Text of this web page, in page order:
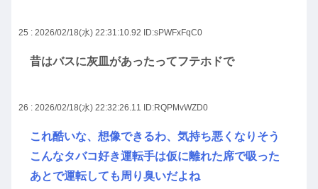
25 : 2026/02/18(水) 22:31:10.92 ID:sPWFxFqC0
昔はバスに灰皿があったってフテホドで
26 : 2026/02/18(水) 22:32:26.11 ID:RQPMvWZD0
これ酷いな、想像できるわ、気持ち悪くなりそう
こんなタバコ好き運転手は仮に離れた席で吸った
あとで運転しても周り臭いだよね